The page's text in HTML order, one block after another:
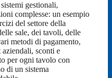
gestionali,
complesse: un esempio
del settore della
sale, dei tavoli, delle
metodi di pagamento,
sconti e
per ogni tavolo con
di un sistema